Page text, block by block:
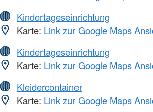
Kindertageseinrichtung
Karte: Link zur Google Maps
Kindertageseinrichtung
Karte: Link zur Google Maps
Kleidercontainer
Karte: Link zur Google Maps